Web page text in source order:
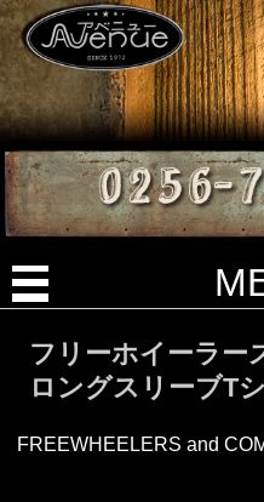
フリーホイーラー
ロングスリーブT
FREEWHEELERS and